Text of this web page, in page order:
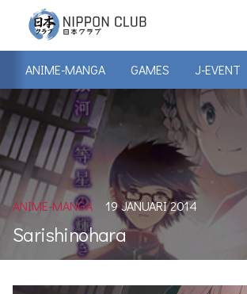
ANIME-MANGA GAMES J-EVENT
ANIME-MANGA 19 JANUARI 2014
Sarishinohara